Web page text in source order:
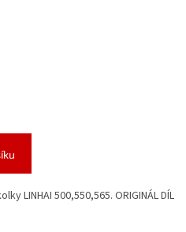
LINHAI 500,550,565. ORIGINÁL DÍL